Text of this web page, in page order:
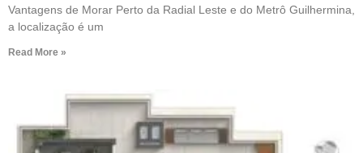
Vantagens de Morar Perto da Radial Leste e do Metrô Guilhermina,
a localização é um
Read More »